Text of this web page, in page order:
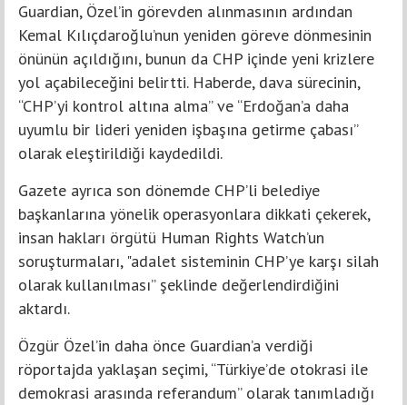
Guardian, Özel’in görevden alınmasının ardından
Kemal Kılıçdaroğlu’nun yeniden göreve dönmesinin
önünün açıldığını, bunun da CHP içinde yeni krizlere
yol açabileceğini belirtti. Haberde, dava sürecinin,
“CHP’yi kontrol altına alma” ve “Erdoğan’a daha
uyumlu bir lideri yeniden işbaşına getirme çabası”
olarak eleştirildiği kaydedildi.
Gazete ayrıca son dönemde CHP’li belediye
başkanlarına yönelik operasyonlara dikkati çekerek,
insan hakları örgütü Human Rights Watch’un
soruşturmaları, "adalet sisteminin CHP’ye karşı silah
olarak kullanılması” şeklinde değerlendirdiğini
aktardı.
Özgür Özel’in daha önce Guardian’a verdiği
röportajda yaklaşan seçimi, “Türkiye’de otokrasi ile
demokrasi arasında referandum” olarak tanımladığı